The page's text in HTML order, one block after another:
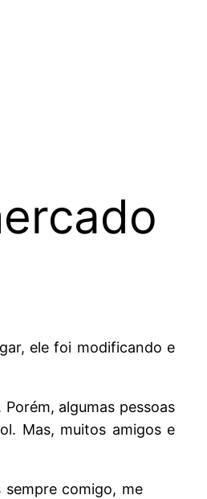
ele foi modificando e
algumas pessoas
Mas, muitos amigos e
sempre comigo, me